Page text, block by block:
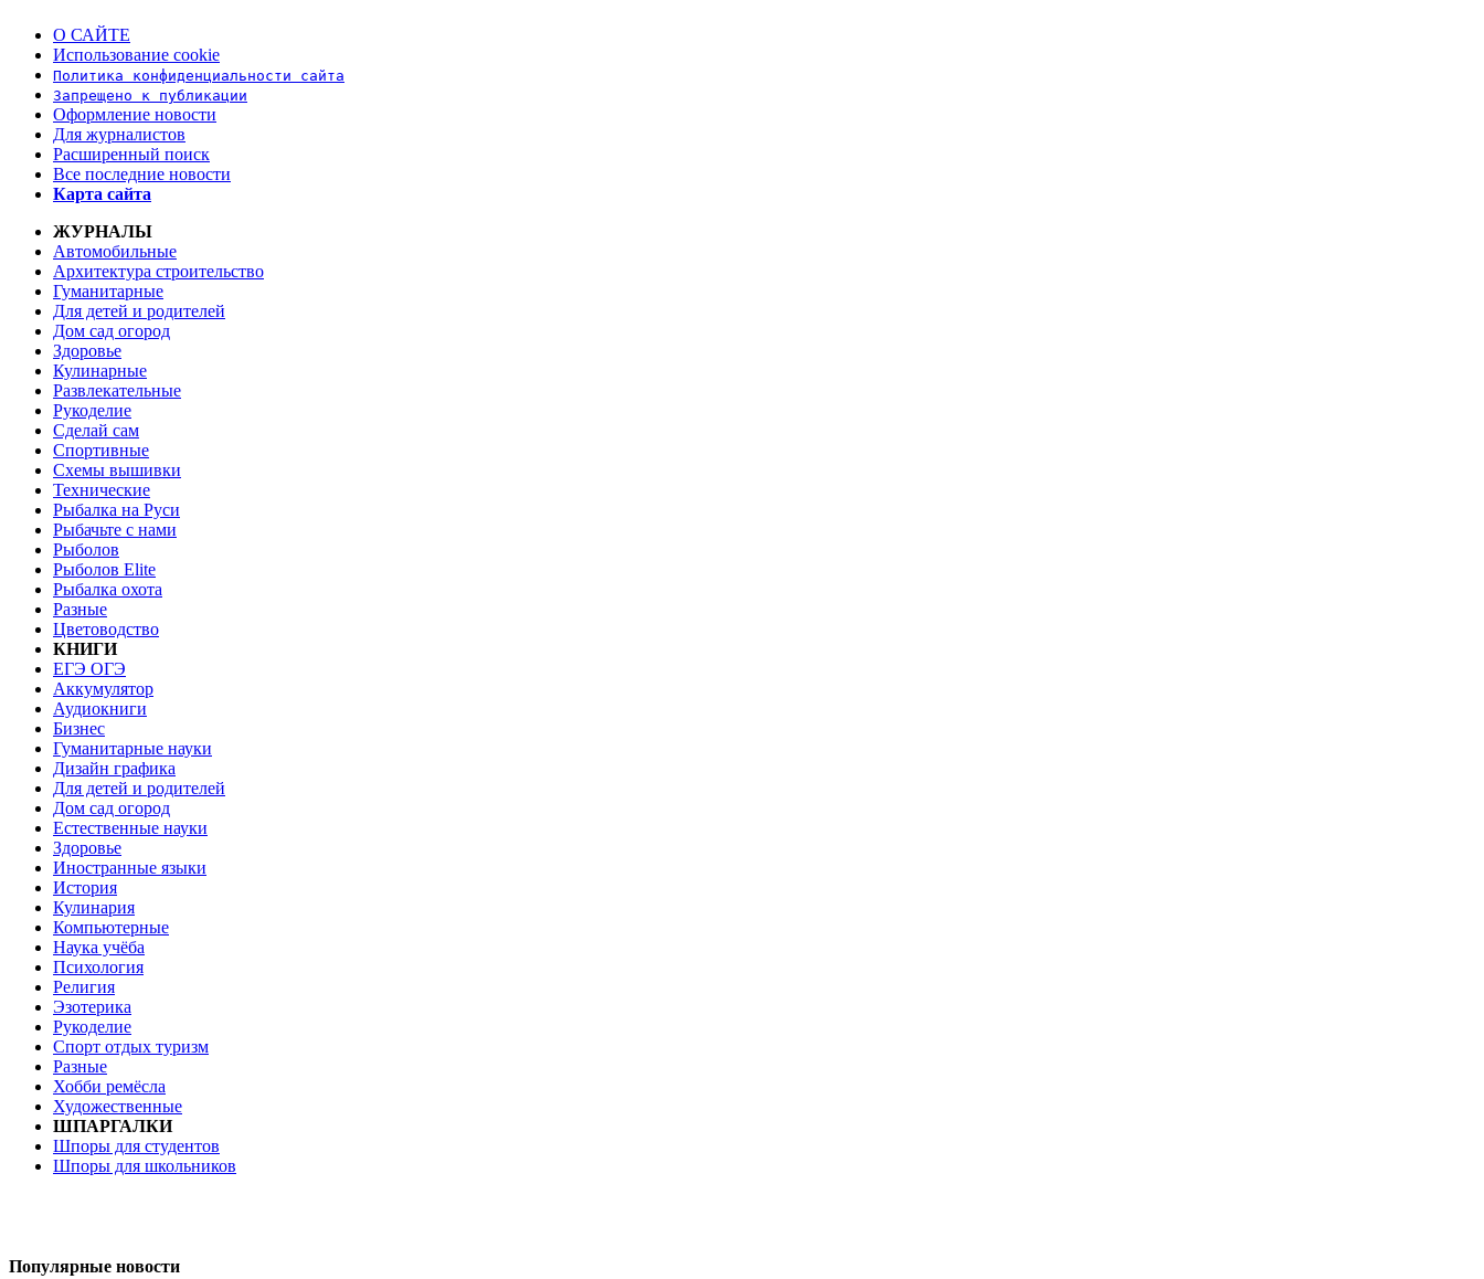
О САЙТЕ
Использование cookie
Политика конфиденциальности сайта
Запрещено к публикации
Оформление новости
Для журналистов
Расширенный поиск
Все последние новости
Карта сайта
ЖУРНАЛЫ
Автомобильные
Архитектура строительство
Гуманитарные
Для детей и родителей
Дом сад огород
Здоровье
Кулинарные
Развлекательные
Рукоделие
Сделай сам
Спортивные
Схемы вышивки
Технические
Рыбалка на Руси
Рыбачьте с нами
Рыболов
Рыболов Elite
Рыбалка охота
Разные
Цветоводство
КНИГИ
ЕГЭ ОГЭ
Аккумулятор
Аудиокниги
Бизнес
Гуманитарные науки
Дизайн графика
Для детей и родителей
Дом сад огород
Естественные науки
Здоровье
Иностранные языки
История
Кулинария
Компьютерные
Наука учёба
Психология
Религия
Эзотерика
Рукоделие
Спорт отдых туризм
Разные
Хобби ремёсла
Художественные
ШПАРГАЛКИ
Шпоры для студентов
Шпоры для школьников
Популярные новости